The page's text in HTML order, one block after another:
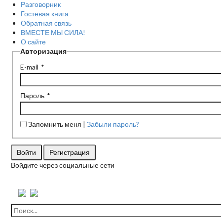
Разговорник
Гостевая книга
Обратная связь
ВМЕСТЕ МЫ СИЛА!
О сайте
Авторизация
E-mail
Пароль
Запомнить меня Забыли пароль?
Войти Регистрация
Войдите через социальные сети